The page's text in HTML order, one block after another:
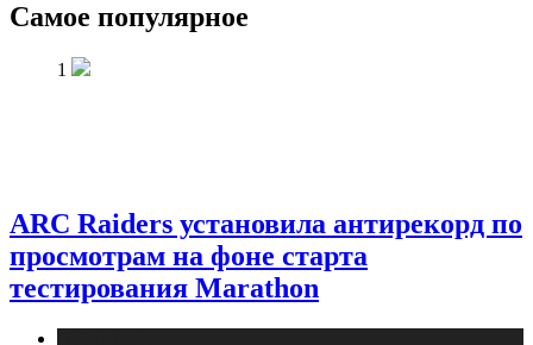
Самое популярное
1
ARC Raiders установила антирекорд по
просмотрам на фоне старта
тестирования Marathon